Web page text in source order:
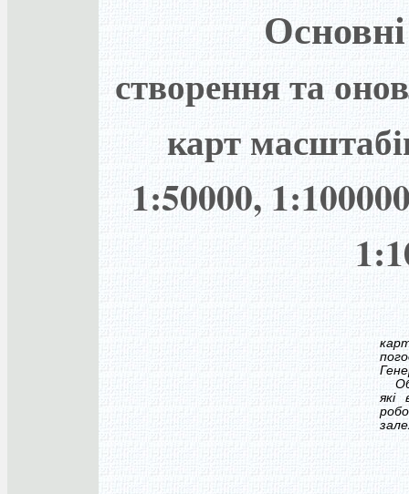
створення та
карт
1:50000,
які